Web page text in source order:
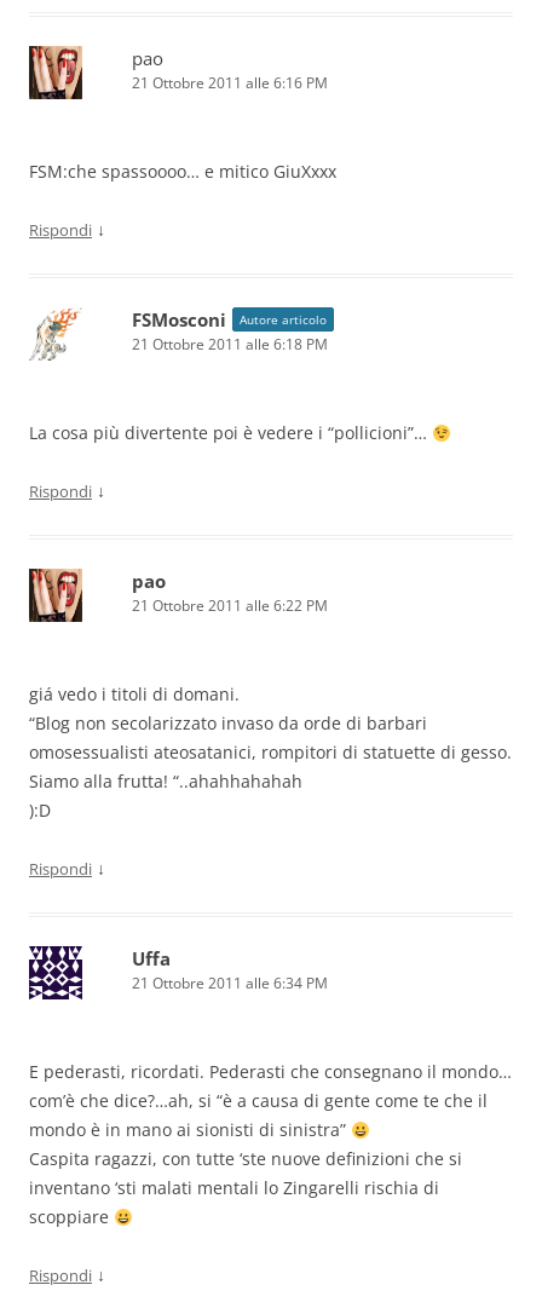
pao
21 Ottobre 2011 alle 6:16 PM
FSM:che spassoooo… e mitico GiuXxxx
Rispondi ↓
FSMosconi Autore articolo
21 Ottobre 2011 alle 6:18 PM
La cosa più divertente poi è vedere i “pollicioni”…
Rispondi ↓
pao
21 Ottobre 2011 alle 6:22 PM
giá vedo i titoli di domani.
“Blog non secolarizzato invaso da orde di barbari
omosessualisti ateosatanici, rompitori di statuette di gesso.
Siamo alla frutta! “..ahahhahahah
):D
Rispondi ↓
Uffa
21 Ottobre 2011 alle 6:34 PM
E pederasti, ricordati. Pederasti che consegnano il mondo…
com’è che dice?…ah, si “è a causa di gente come te che il
mondo è in mano ai sionisti di sinistra”
Caspita ragazzi, con tutte ‘ste nuove definizioni che si
inventano ‘sti malati mentali lo Zingarelli rischia di
scoppiare
Rispondi ↓